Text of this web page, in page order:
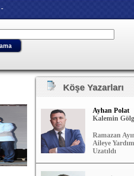
-
Köşe Yazarları
Ayhan Polat
Kalemin
Ramazan
Aileye
Uzatıldı